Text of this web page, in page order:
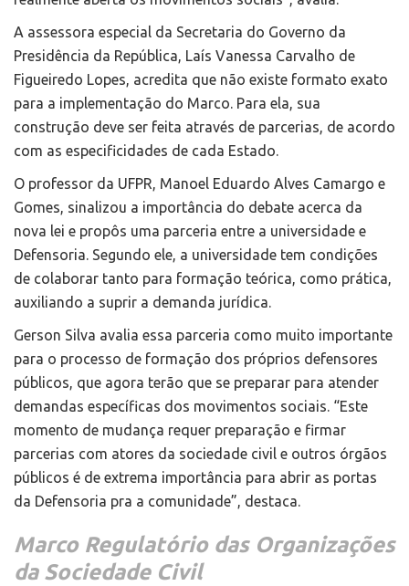
A assessora especial da Secretaria do Governo da
Presidência da República, Laís Vanessa Carvalho de
Figueiredo Lopes, acredita que não existe formato exato
para a implementação do Marco. Para ela, sua
construção deve ser feita através de parcerias, de acordo
com as especificidades de cada Estado.
O professor da UFPR, Manoel Eduardo Alves Camargo e
Gomes, sinalizou a importância do debate acerca da
nova lei e propôs uma parceria entre a universidade e
Defensoria. Segundo ele, a universidade tem condições
de colaborar tanto para formação teórica, como prática,
auxiliando a suprir a demanda jurídica.
Gerson Silva avalia essa parceria como muito importante
para o processo de formação dos próprios defensores
públicos, que agora terão que se preparar para atender
demandas específicas dos movimentos sociais. “Este
momento de mudança requer preparação e firmar
parcerias com atores da sociedade civil e outros órgãos
públicos é de extrema importância para abrir as portas
da Defensoria pra a comunidade”, destaca.
Marco Regulatório das Organizações
da Sociedade Civil